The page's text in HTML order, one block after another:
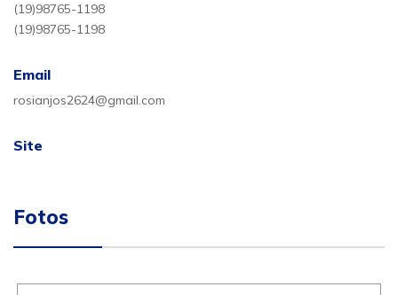
(19)98765-1198
(19)98765-1198
Email
rosianjos2624@gmail.com
Site
Fotos